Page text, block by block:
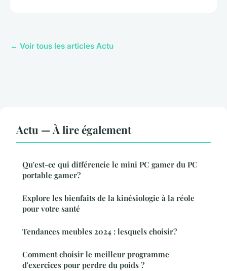
← Voir tous les articles Actu
Actu — À lire également
Qu'est-ce qui différencie le mini PC gamer du PC
portable gamer?
Explore les bienfaits de la kinésiologie à la réole
pour votre santé
Tendances meubles 2024 : lesquels choisir?
Comment choisir le meilleur programme
d'exercices pour perdre du poids ?